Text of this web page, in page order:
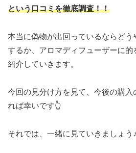
という口コミを徹底調査！！
本当に偽物が出回っているならどう
するか、アロマディフューザーに
紹介していきます。
今回の見分け方を見て、今後の購入
れば幸いです👆
それでは、一緒に見ていきましょう♪